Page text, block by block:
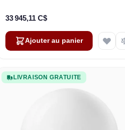
33 945,11 C$
Ajouter au panier
LIVRAISON GRATUITE